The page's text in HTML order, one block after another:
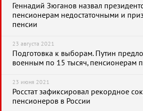
Геннадий Зюганов назвал
пенсионерам недостаточными и
пенсии
23 августа 2021
Подготовка к выборам. Путин
военным по 15 тысяч, пенсионерам
23 июня 2021
Росстат зафиксировал рекордное
пенсионеров в России